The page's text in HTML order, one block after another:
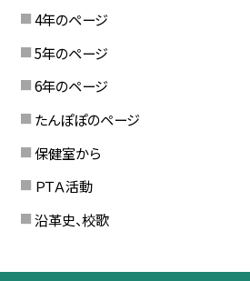
4年のページ
5年のページ
6年のページ
たんぽぽのページ
保健室から
ＰＴＡ活動
沿革史、校歌